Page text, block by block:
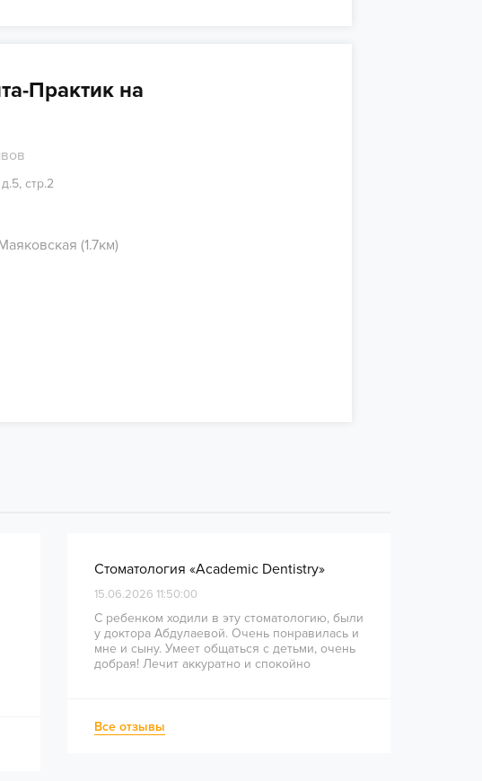
Практик на
стр.2
(1.7км)
Стоматология «Academic Dentistry»
15.06.2026 11:50:00
С ребенком ходили в эту стоматологию, были
у доктора Абдулаевой. Очень понравилась и
мне и сыну. Умеет общаться с детьми, очень
добрая! Лечит аккуратно и спокойно
Все отзывы